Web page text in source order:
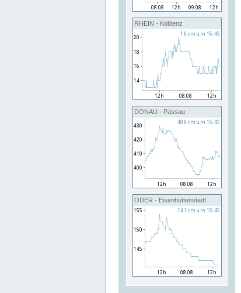
RHEIN - Koblenz
DONAU - Passau
ODER - Eisenhüttenstadt